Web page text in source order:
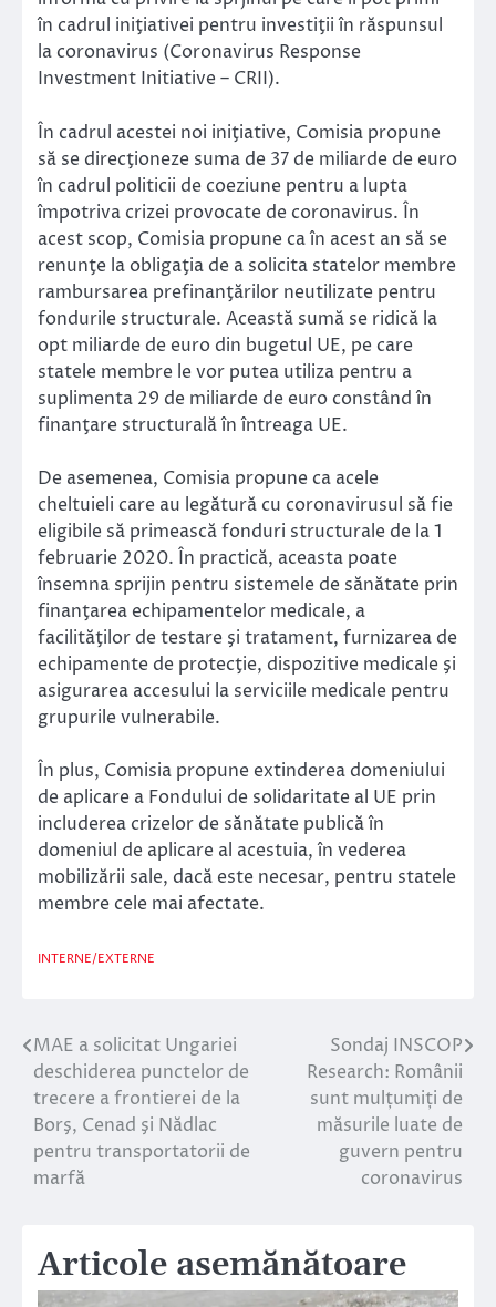
în cadrul iniţiativei pentru investiţii în răspunsul
la coronavirus (Coronavirus Response
Investment Initiative – CRII).
În cadrul acestei noi iniţiative, Comisia propune
să se direcţioneze suma de 37 de miliarde de euro
în cadrul politicii de coeziune pentru a lupta
împotriva crizei provocate de coronavirus. În
acest scop, Comisia propune ca în acest an să se
renunţe la obligaţia de a solicita statelor membre
rambursarea prefinanţărilor neutilizate pentru
fondurile structurale. Această sumă se ridică la
opt miliarde de euro din bugetul UE, pe care
statele membre le vor putea utiliza pentru a
suplimenta 29 de miliarde de euro constând în
finanţare structurală în întreaga UE.
De asemenea, Comisia propune ca acele
cheltuieli care au legătură cu coronavirusul să fie
eligibile să primească fonduri structurale de la 1
februarie 2020. În practică, aceasta poate
însemna sprijin pentru sistemele de sănătate prin
finanţarea echipamentelor medicale, a
facilităţilor de testare şi tratament, furnizarea de
echipamente de protecţie, dispozitive medicale şi
asigurarea accesului la serviciile medicale pentru
grupurile vulnerabile.
În plus, Comisia propune extinderea domeniului
de aplicare a Fondului de solidaritate al UE prin
includerea crizelor de sănătate publică în
domeniul de aplicare al acestuia, în vederea
mobilizării sale, dacă este necesar, pentru statele
membre cele mai afectate.
INTERNE/EXTERNE
Navigare
în
articole
MAE a solicitat Ungariei
deschiderea punctelor de
trecere a frontierei de la
Borş, Cenad şi Nădlac
pentru transportatorii de
marfă
Sondaj INSCOP
Research: Românii
sunt mulțumiți de
măsurile luate de
guvern pentru
coronavirus
Articole asemănătoare